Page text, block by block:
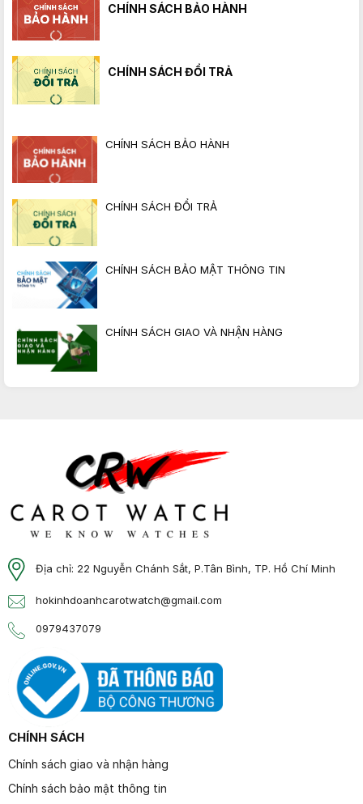
CHÍNH SÁCH BẢO HÀNH
CHÍNH SÁCH ĐỔI TRẢ
CHÍNH SÁCH BẢO HÀNH
CHÍNH SÁCH ĐỔI TRẢ
CHÍNH SÁCH BẢO MẬT THÔNG TIN
CHÍNH SÁCH GIAO VÀ NHẬN HÀNG
Địa chỉ: 22 Nguyễn Chánh Sắt, P.Tân Bình, TP. Hồ Chí Minh
hokinhdoanhcarotwatch@gmail.com
0979437079
CHÍNH SÁCH
Chính sách giao và nhận hàng
Chính sách bảo mật thông tin